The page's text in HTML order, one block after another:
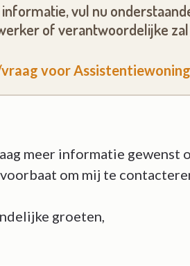
vul nu
of verantwoordelijke
voor